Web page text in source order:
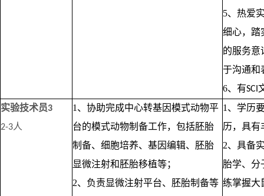
5、热爱
细心，踏
的服务意
于沟通和
6、有SCI
实验技术员3
2-3人
1、协助完成中心转基因模式动物平
台的模式动物制备工作，包括胚胎
制备、细胞培养、基因编辑、胚胎
显微注射和胚胎移植等；
2、负责显微注射平台、胚胎制备等
1、学历
历，具有
2、具备
胎学、分
练掌握大